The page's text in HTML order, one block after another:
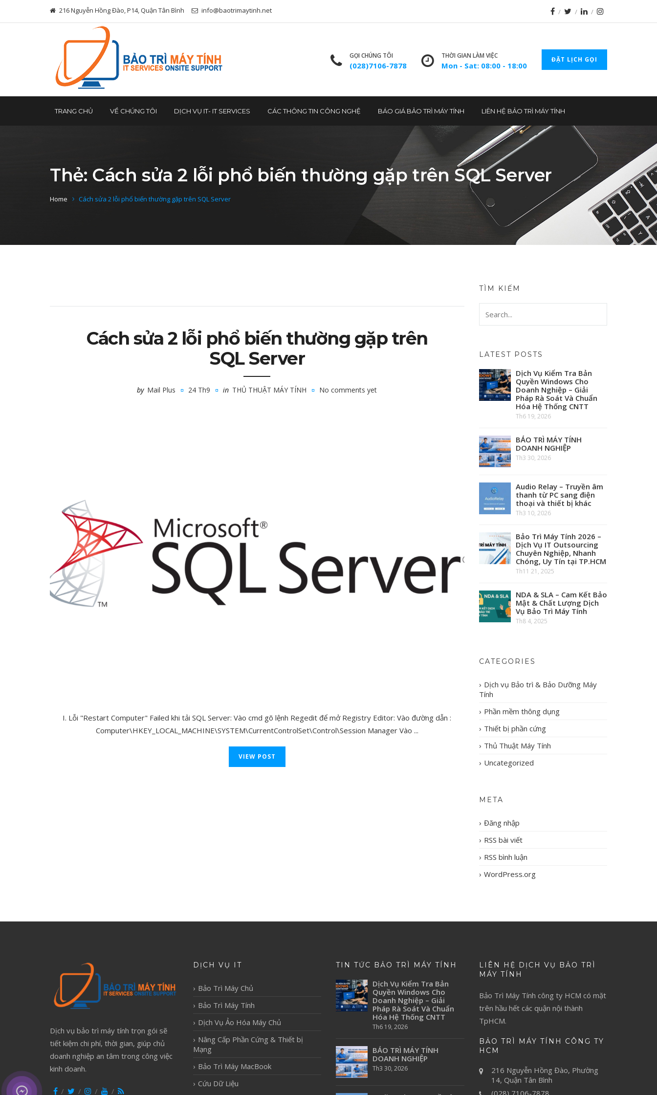
216 Nguyễn Hồng Đào, P14, Quận Tân Bình info@baotrimaytinh.net
GỌI CHÚNG TÔI
(028)7106-7878
THỜI GIAN LÀM VIỆC
Mon - Sat: 08:00 - 18:00
ĐẶT LỊCH GỌI
TRANG CHỦ VỀ CHÚNG TÔI DỊCH VỤ IT- IT SERVICES CÁC THÔNG TIN CÔNG NGHỆ BÁO GIÁ BẢO TRÌ MÁY TÍNH LIÊN HỆ BẢO TRÌ MÁY TÍNH
Thẻ: Cách sửa 2 lỗi phổ biến thường gặp trên SQL Server
Home Cách sửa 2 lỗi phổ biến thường gặp trên SQL Server
Cách sửa 2 lỗi phổ biến thường gặp trên
SQL Server
by Mail Plus 24 Th9 in THỦ THUẬT MÁY TÍNH No comments yet
I. Lỗi "Restart Computer" Failed khi tải SQL Server: Vào cmd gõ lệnh Regedit để mở Registry Editor: Vào đường dẫn :
Computer\HKEY_LOCAL_MACHINE\SYSTEM\CurrentControlSet\Control\Session Manager Vào ...
VIEW POST
TÌM KIẾM
LATEST POSTS
Dịch Vụ Kiểm Tra Bản
Quyền Windows Cho
Doanh Nghiệp – Giải
Pháp Rà Soát Và Chuẩn
Hóa Hệ Thống CNTT
Th6 19, 2026
BẢO TRÌ MÁY TÍNH
DOANH NGHIỆP
Th3 30, 2026
Audio Relay – Truyền âm
thanh từ PC sang điện
thoại và thiết bị khác
Th3 10, 2026
Bảo Trì Máy Tính 2026 –
Dịch Vụ IT Outsourcing
Chuyên Nghiệp, Nhanh
Chóng, Uy Tín tại TP.HCM
Th11 21, 2025
NDA & SLA – Cam Kết Bảo
Mật & Chất Lượng Dịch
Vụ Bảo Trì Máy Tính
Th8 4, 2025
CATEGORIES
Dịch vụ Bảo trì & Bảo Dưỡng Máy
Tính
Phần mềm thông dụng
Thiết bị phần cứng
Thủ Thuật Máy Tính
Uncategorized
META
Đăng nhập
RSS bài viết
RSS bình luận
WordPress.org
Dịch vụ bảo trì máy tính trọn gói sẽ
tiết kiệm chi phí, thời gian, giúp chủ
doanh nghiệp an tâm trong công việc
kinh doanh.
DỊCH VỤ IT
Bảo Trì Máy Chủ
Bảo Trì Máy Tính
Dịch Vụ Ảo Hóa Máy Chủ
Nâng Cấp Phần Cứng & Thiết bị
Mạng
Bảo Trì Máy MacBook
Cứu Dữ Liệu
TIN TỨC BẢO TRÌ MÁY TÍNH
Dịch Vụ Kiểm Tra Bản
Quyền Windows Cho
Doanh Nghiệp – Giải
Pháp Rà Soát Và Chuẩn
Hóa Hệ Thống CNTT
Th6 19, 2026
BẢO TRÌ MÁY TÍNH
DOANH NGHIỆP
Th3 30, 2026
LIÊN HỆ DỊCH VỤ BẢO TRÌ
MÁY TÍNH
Bảo Trì Máy Tính công ty HCM có mặt
trên hầu hết các quận nội thành
TpHCM.
BẢO TRÌ MÁY TÍNH CÔNG TY
HCM
216 Nguyễn Hồng Đào, Phường
14, Quận Tân Bình
(028) 7106-7878